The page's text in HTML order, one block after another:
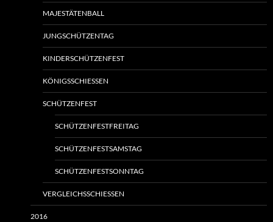
MAJESTÄTENBALL
JUNGSCHÜTZENTAG
KINDERSCHÜTZENFEST
KÖNIGSSCHIESSEN
SCHÜTZENFEST
SCHÜTZENFESTFREITAG
SCHÜTZENFESTSAMSTAG
SCHÜTZENFESTSONNTAG
VERGLEICHSSCHIESSEN
2016